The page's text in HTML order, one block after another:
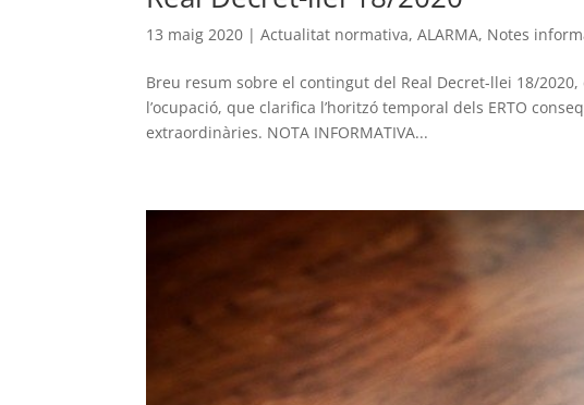
13 maig 2020 |Actualitat normativa,ALARMA, Notes
Breu resum sobre el contingut del Real Decret-llei 18/
l’ocupació, que clarifica l’horitzó temporal dels ERTO
extraordinàries. NOTA INFORMATIVA...